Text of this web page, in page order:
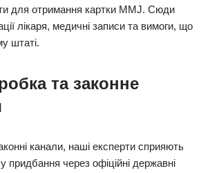
для отримання картки MMJ. Сюди
лікаря, медичні записи та вимоги, що
штаті.
та законне
канали, наші експерти сприяють
придбання через офіційні державні